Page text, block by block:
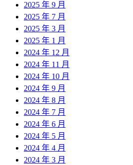
2025 年 9 月
2025 年 7 月
2025 年 3 月
2025 年 1 月
2024 年 12 月
2024 年 11 月
2024 年 10 月
2024 年 9 月
2024 年 8 月
2024 年 7 月
2024 年 6 月
2024 年 5 月
2024 年 4 月
2024 年 3 月